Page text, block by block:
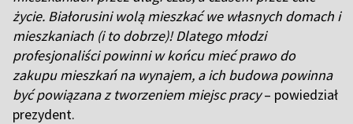
życie. Białorusini wolą mieszkać we własnych domach i
mieszkaniach (i to dobrze)! Dlatego młodzi
profesjonaliści powinni w końcu mieć prawo do
zakupu mieszkań na wynajem, a ich budowa powinna
być powiązana z tworzeniem miejsc pracy– powiedział
prezydent.